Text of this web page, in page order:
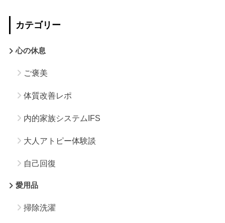
カテゴリー
心の休息
ご褒美
体質改善レポ
内的家族システムIFS
大人アトピー体験談
自己回復
愛用品
掃除洗濯